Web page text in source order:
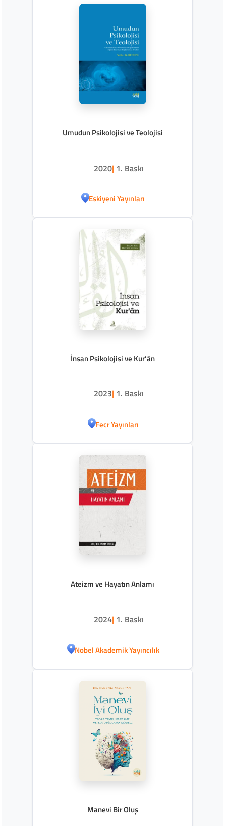
Umudun Psikolojisi ve Teolojisi
2020| 1. Baskı
Eskiyeni Yayınları
İnsan Psikolojisi ve Kur’ân
2023| 1. Baskı
Fecr Yayınları
Ateizm ve Hayatın Anlamı
2024| 1. Baskı
Nobel Akademik Yayıncılık
Manevi Bir Oluş